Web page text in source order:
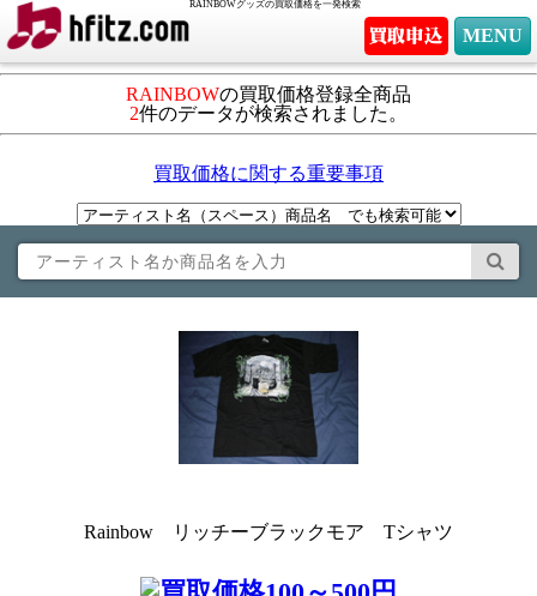
RAINBOWグッズの買取価格を一発検索
MENU
RAINBOWの買取価格登録全商品
2件のデータが検索されました。
買取価格に関する重要事項
Rainbow リッチーブラックモア Tシャツ